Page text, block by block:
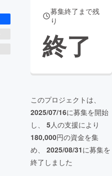
募集終了まで残
り
終了
このプロジェクトは、
2025/07/16に募集を開始
し、 5人の支援により
180,000円の資金を集
め、 2025/08/31に募集を
終了しました